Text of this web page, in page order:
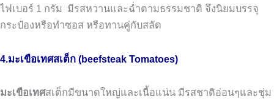
ไฟเบอร์ 1 กรัม มีรสหวานและฉ่ำตามธรรมชาติ จึงนิยมบรรจุ
กระป๋องหรือทำซอส หรือทานคู่กับสลัด
4.มะเขือเทศสเต็ก (beefsteak Tomatoes)
มะเขือเทศสเต็กมีขนาดใหญ่และเนื้อแน่น มีรสชาติอ่อนๆและชุ่ม